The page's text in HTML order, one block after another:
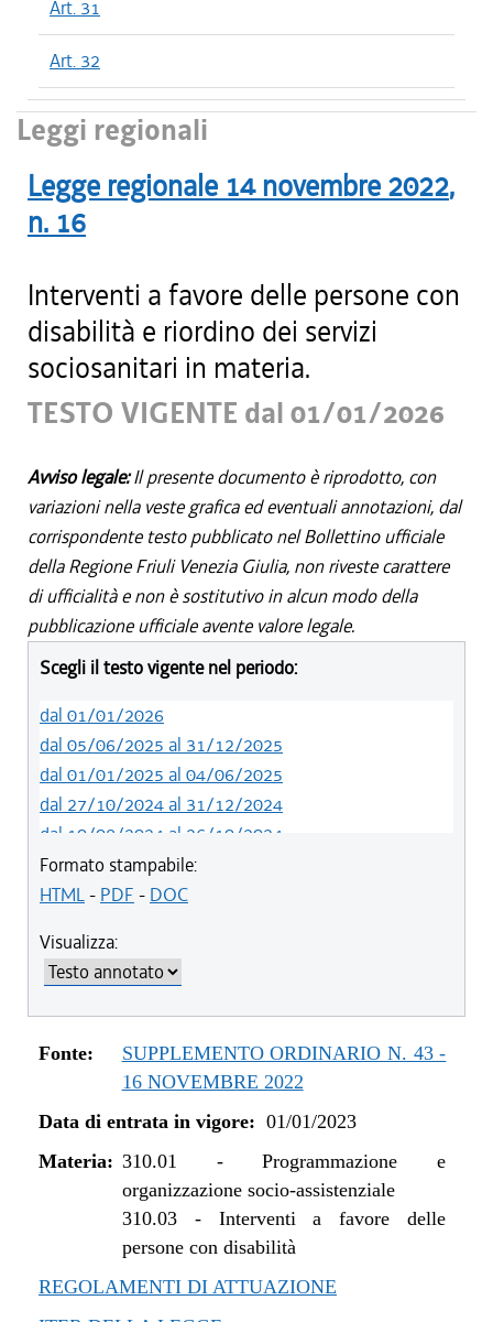
Art. 31
Art. 32
Leggi regionali
Legge regionale 14 novembre 2022,
n. 16
Interventi a favore delle persone con
disabilità e riordino dei servizi
sociosanitari in materia.
TESTO VIGENTE dal 01/01/2026
Avviso legale:Il presente documento è riprodotto, con
variazioni nella veste grafica ed eventuali annotazioni, dal
corrispondente testo pubblicato nel Bollettino ufficiale
della Regione Friuli Venezia Giulia, non riveste carattere
di ufficialità e non è sostitutivo in alcun modo della
pubblicazione ufficiale avente valore legale.
Scegli il testo vigente nel periodo:
dal 01/01/2026
dal 05/06/2025 al 31/12/2025
dal 01/01/2025 al 04/06/2025
dal 27/10/2024 al 31/12/2024
dal 10/08/2024 al 26/10/2024
dal 01/01/2024 al 09/08/2024
dal 07/03/2023 al 31/12/2023
Formato stampabile:
HTML- PDF - DOC
Visualizza:
Fonte:
SUPPLEMENTO ORDINARIO N. 43 -
16 NOVEMBRE 2022
Data di entrata in vigore: 01/01/2023
Materia: 310.01 -Programmazione e
organizzazione socio-assistenziale
310.03- Interventi a favore delle
persone con disabilità
REGOLAMENTI DI ATTUAZIONE